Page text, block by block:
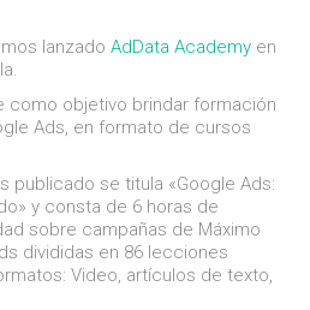
lanzado AdData Academy en
como objetivo brindar formación
Ads, en formato de cursos
publicado se titula «Google Ads:
y consta de 6 horas de
sobre campañas de Máximo
divididas en 86 lecciones
Video, artículos de texto,